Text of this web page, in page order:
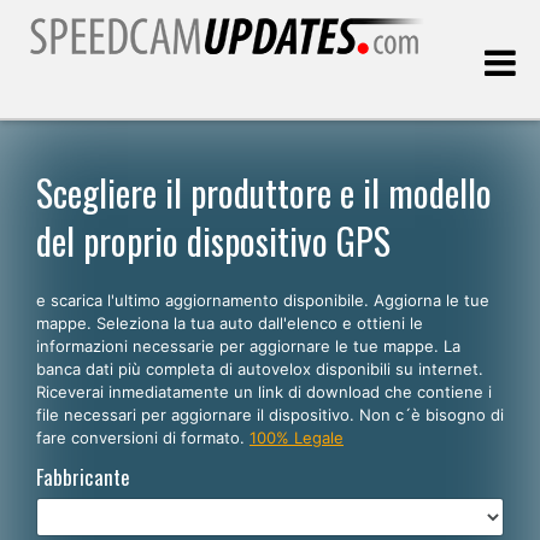
Clienti
SCEGLI LA LINGUA
Italiano
English
Español
Português
Scegliere il produttore e il modello
del proprio dispositivo GPS
e scarica l'ultimo aggiornamento disponibile. Aggiorna le tue
mappe. Seleziona la tua auto dall'elenco e ottieni le
informazioni necessarie per aggiornare le tue mappe. La
banca dati più completa di autovelox disponibili su internet.
Riceverai inmediatamente un link di download che contiene i
file necessari per aggiornare il dispositivo. Non c´è bisogno di
fare conversioni di formato. 100% Legale
Fabbricante